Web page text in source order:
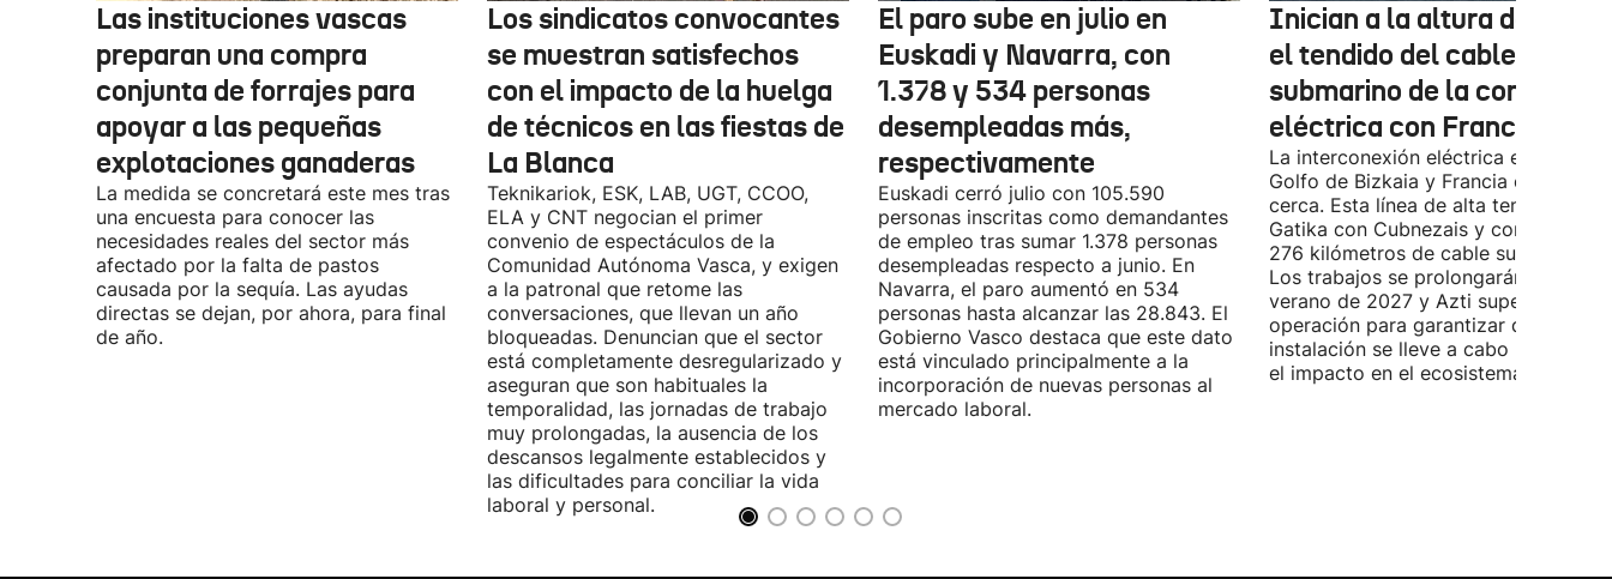
Las instituciones vascas
preparan una compra
conjunta de forrajes para
apoyar a las pequeñas
explotaciones ganaderas
La medida se concretará este mes tras
una encuesta para conocer las
necesidades reales del sector más
afectado por la falta de pastos
causada por la sequía. Las ayudas
directas se dejan, por ahora, para final
de año.
Los sindicatos convocantes
se muestran satisfechos
con el impacto de la huelga
de técnicos en las fiestas de
La Blanca
Teknikariok, ESK, LAB, UGT, CCOO,
ELA y CNT negocian el primer
convenio de espectáculos de la
Comunidad Autónoma Vasca, y exigen
a la patronal que retome las
conversaciones, que llevan un año
bloqueadas. Denuncian que el sector
está completamente desregularizado y
aseguran que son habituales la
temporalidad, las jornadas de trabajo
muy prolongadas, la ausencia de los
descansos legalmente establecidos y
las dificultades para conciliar la vida
laboral y personal.
El paro sube en julio en
Euskadi y Navarra, con
1.378 y 534 personas
desempleadas más,
respectivamente
Euskadi cerró julio con 105.590
personas inscritas como demandantes
de empleo tras sumar 1.378 personas
desempleadas respecto a junio. En
Navarra, el paro aumentó en 534
personas hasta alcanzar las 28.843. El
Gobierno Vasco destaca que este dato
está vinculado principalmente a la
incorporación de nuevas personas al
mercado laboral.
Inician a la altura de
el tendido del cable
submarino de la conexión
eléctrica con Francia
La interconexión eléctrica entre el
Golfo de Bizkaia y Francia está más
cerca. Esta línea de alta tensión unirá
Gatika con Cubnezais y contará con
276 kilómetros de cable submarino.
Los trabajos se prolongarán hasta
verano de 2027 y Azti supervisará la
operación para garantizar que la
instalación se lleve a cabo
el impacto en el ecosistema marino.